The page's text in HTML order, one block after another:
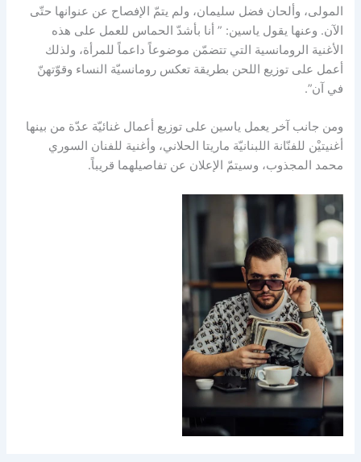
المولى، وألحان فضل سليمان، ولم يتمّ الإفصاح عن عنوانها حتّى
الآن. وعنها يقول ياسين: ” أنا بأشدّ الحماس للعمل على هذه
الأغنية الرومانسية التي تتضمّن موضوعاً داعماً للمرأة، ولذلك
أعمل على توزيع اللحن بطريقة تعكس رومانسيّة النساء وقوّتهنّ
في آن”.
‎ومن جانب آخر يعمل ياسين على توزيع أعمال غنائيّة عدّة من بينها
أغنيتيْن للفنّانة اللبنانيّة ماريتا الحلاني، وأغنية للفنان السوري
محمد المجذوب، وسيتمّ الإعلان عن تفاصيلهما قريباً.